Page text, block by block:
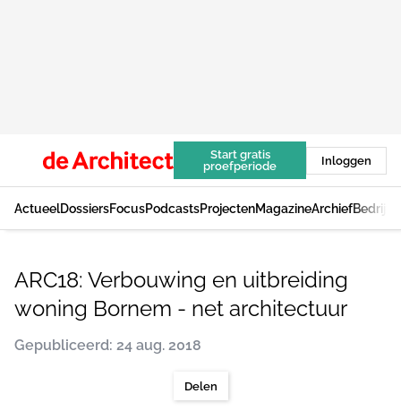
Start gratis
proefperiode
Inloggen
ActueelDossiersFocusPodcastsProjectenMagazineArchief
ARC18: Verbouwing en uitbreiding
woning Bornem - net architectuur
Gepubliceerd: 24 aug. 2018
Delen